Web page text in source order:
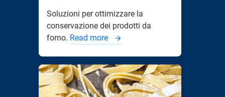
Soluzioni per ottimizzare la
conservazione dei prodotti da
forno. Read more